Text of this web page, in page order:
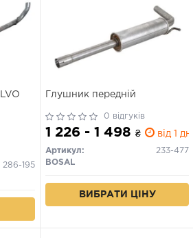
286-195
Глушник передній
0 відгуків
1 226 - 1 498 ₴ від 1 дн.
Артикул:
233-477
BOSAL
ВИБРАТИ ЦІНУ